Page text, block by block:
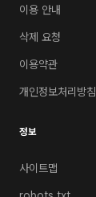
이용 안내
삭제 요청
이용약관
개인정보처리방침
정보
사이트맵